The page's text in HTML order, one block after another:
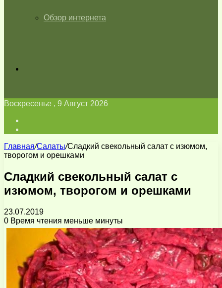
Обзор интернета
Воскресенье , 9 Август 2026
Главная/Салаты/Сладкий свекольный салат с изюмом,
творогом и орешками
Сладкий свекольный салат с
изюмом, творогом и орешками
23.07.2019
0 Время чтения меньше минуты